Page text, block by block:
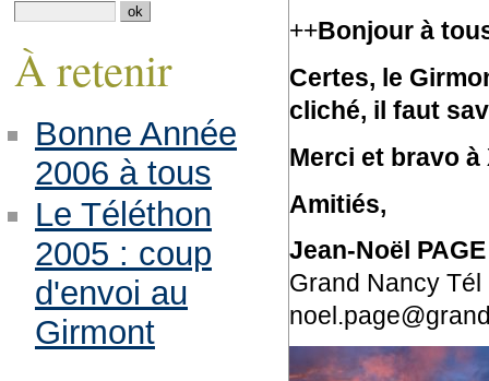
++Bonjour à
Certes, le
cliché, il faut
Merci et bravo
Amitiés,
Jean-Noël PAGE
Grand Nancy
À retenir
Bonne Année
2006 à tous
Le Téléthon
2005 : coup
d'envoi au
Girmont